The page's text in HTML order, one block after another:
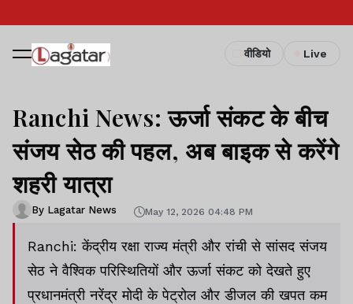
वीडियो Live
Ranchi News: ऊर्जा संकट के बीच
संजय सेठ की पहल, अब बाइक से करेंगे
शहरी यात्रा
By Lagatar News May 12, 2026 04:48 PM
Ranchi: केंद्रीय रक्षा राज्य मंत्री और रांची से सांसद संजय
सेठ ने वैश्विक परिस्थितियों और ऊर्जा संकट को देखते हुए
प्रधानमंत्री नरेंद्र मोदी के पेट्रोल और डीजल की खपत कम